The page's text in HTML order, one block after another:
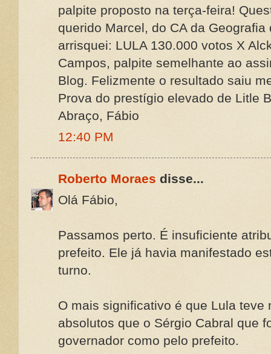
palpite proposto na terça-feira!
querido Marcel, do CA da Geografia
arrisquei: LULA 130.000 votos X
Campos, palpite semelhante ao
Blog. Felizmente o resultado saiu
Prova do prestígio elevado de Litle
Abraço, Fábio
12:40 PM
Roberto Moraes disse...
Olá Fábio,
Passamos perto. É insuficiente
prefeito. Ele já havia manifestado
turno.
O mais significativo é que Lula teve
absolutos que o Sérgio Cabral que
governador como pelo prefeito.